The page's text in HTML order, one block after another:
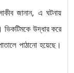
জানান, এ ঘটনায়
ভিকটিমকে উদ্ধার করে
পাঠানো হয়েছে।